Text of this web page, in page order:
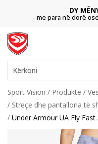
DY
- me para në dorë
Kërkoni
Sport Vision Produkte
Streçe dhe pantallona të
Under Armour UA Fly